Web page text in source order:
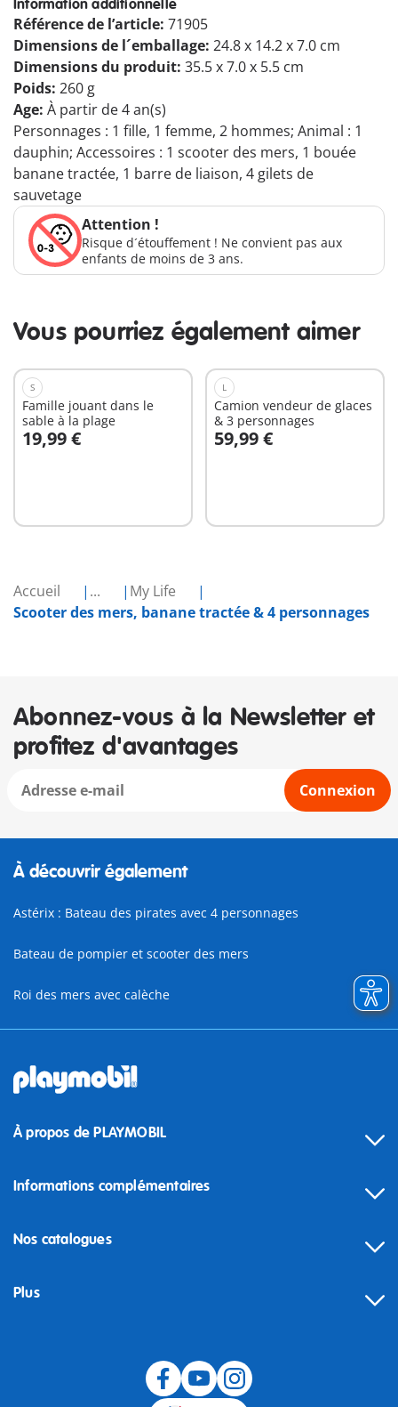
Accueil ...
My Life
Scooter des mers, banane tractée & 4 personnages
Information additionnelle
Référence de l’article: 71905
Dimensions de l´emballage: 24.8 x 14.2 x 7.0 cm
Dimensions du produit: 35.5 x 7.0 x 5.5 cm
Poids: 260 g
Age: À partir de 4 an(s)
Personnages : 1 fille, 1 femme, 2 hommes; Animal : 1
dauphin; Accessoires : 1 scooter des mers, 1 bouée
banane tractée, 1 barre de liaison, 4 gilets de
sauvetage
Attention !
Risque d´étouffement ! Ne convient pas aux
enfants de moins de 3 ans.
Vous pourriez également aimer
S
Famille jouant dans le
sable à la plage
19,99 €
Au panier
L
Camion vendeur de glaces
& 3 personnages
59,99 €
Au panier
Abonnez-vous à la Newsletter et
profitez d'avantages
Connexion
À découvrir également
Astérix : Bateau des pirates avec 4 personnages
Bateau de pompier et scooter des mers
Roi des mers avec calèche
À propos de PLAYMOBIL
Informations complémentaires
Nos catalogues
Plus